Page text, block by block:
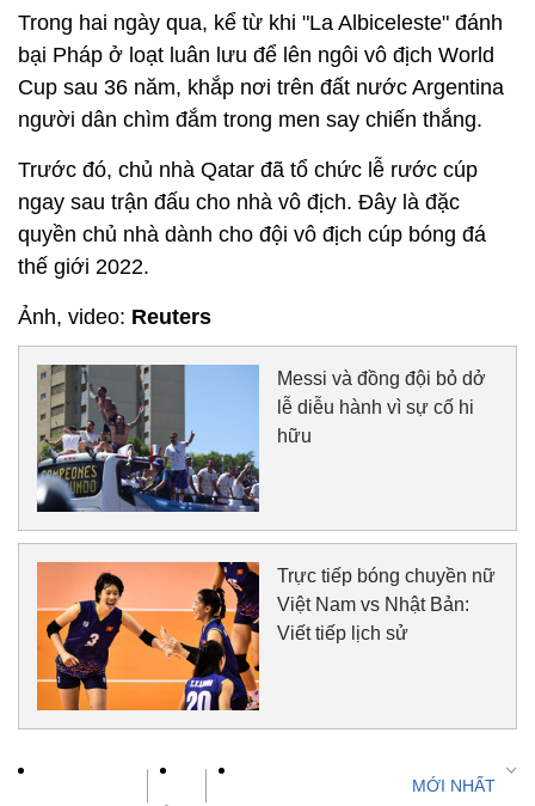
Trong hai ngày qua, kể từ khi "La Albiceleste" đánh
bại Pháp ở loạt luân lưu để lên ngôi vô địch World
Cup sau 36 năm, khắp nơi trên đất nước Argentina
người dân chìm đắm trong men say chiến thắng.
Trước đó, chủ nhà Qatar đã tổ chức lễ rước cúp
ngay sau trận đấu cho nhà vô địch. Đây là đặc
quyền chủ nhà dành cho đội vô địch cúp bóng đá
thế giới 2022.
Ảnh, video: Reuters
Messi và đồng đội bỏ dở
lễ diễu hành vì sự cố hi
hữu
Trực tiếp bóng chuyền nữ
Việt Nam vs Nhật Bản:
Viết tiếp lịch sử